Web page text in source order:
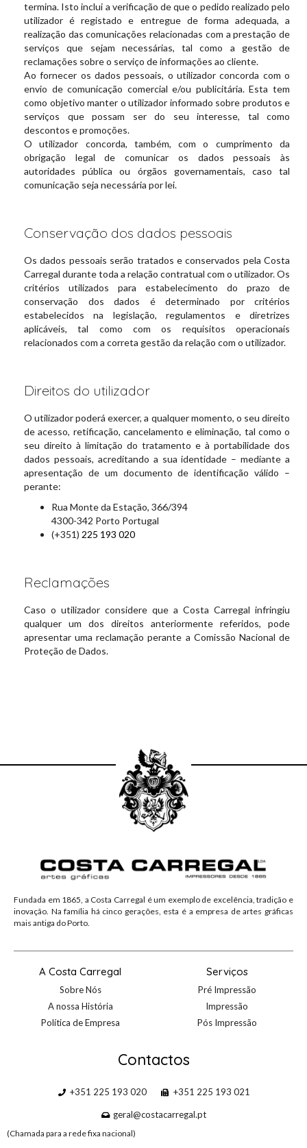
termina. Isto inclui a verificação de que o pedido realizado pelo
utilizador é registado e entregue de forma adequada, a
realização das comunicações relacionadas com a prestação de
serviços que sejam necessárias, tal como a gestão de
reclamações sobre o serviço de informações ao cliente.
Ao fornecer os dados pessoais, o utilizador concorda com o
envio de comunicação comercial e/ou publicitária. Esta tem
como objetivo manter o utilizador informado sobre produtos e
serviços que possam ser do seu interesse, tal como
descontos e promoções.
O utilizador concorda, também, com o cumprimento da
obrigação legal de comunicar os dados pessoais às
autoridades pública ou órgãos governamentais, caso tal
comunicação seja necessária por lei.
Conservação dos dados pessoais
Os dados pessoais serão tratados e conservados pela Costa
Carregal durante toda a relação contratual com o utilizador. Os
critérios utilizados para estabelecimento do prazo de
conservação dos dados é determinado por critérios
estabelecidos na legislação, regulamentos e diretrizes
aplicáveis, tal como com os requisitos operacionais
relacionados com a correta gestão da relação com o utilizador.
Direitos do utilizador
O utilizador poderá exercer, a qualquer momento, o seu direito
de acesso, retificação, cancelamento e eliminação, tal como o
seu direito à limitação do tratamento e à portabilidade dos
dados pessoais, acreditando a sua identidade – mediante a
apresentação de um documento de identificação válido –
perante:
Rua Monte da Estação, 366/394
4300-342 Porto Portugal
(+351) 225 193 020
Reclamações
Caso o utilizador considere que a Costa Carregal infringiu
qualquer um dos direitos anteriormente referidos, pode
apresentar uma reclamação perante a Comissão Nacional de
Proteção de Dados.
Fundada em 1865, a Costa Carregal é um exemplo de excelência, tradição e
inovação. Na família há cinco gerações, esta é a empresa de artes gráficas
mais antiga do Porto.
A Costa Carregal
Sobre Nós
A nossa História
Política de Empresa
Serviços
Pré Impressão
Impressão
Pós Impressão
Contactos
+351 225 193 020 +351 225 193 021
geral@costacarregal.pt
(Chamada para a rede fixa nacional)